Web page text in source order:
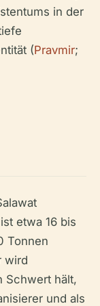
in der
(Pravmir;
etwa 16 bis
Tonnen
wird
Schwert hält,
und als